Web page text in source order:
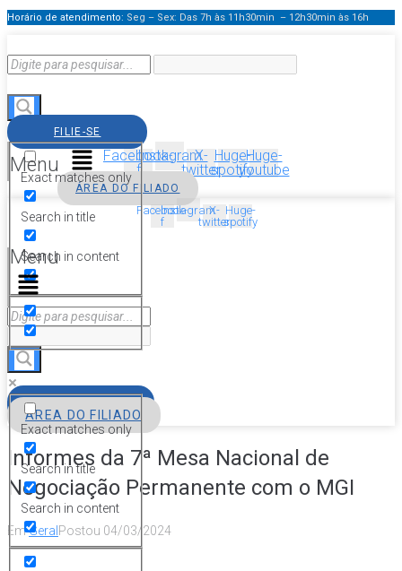
Horário de atendimento: Seg – Sex: Das 7h às 11h30min – 12h30min às 16h
Exact matches only
Search in title
Search in content
Menu
FILIE-SE
Facebook-
f
InstagramX-
twitter
Huge-
spotify
Huge-
youtube
ÁREA DO FILIADO
Facebook-
f
InstagramX-
twitter
Huge-
spotify
Menu
Exact matches only
Search in title
Search in content
ÁREA DO FILIADO
Informes da 7ª Mesa Nacional de
Negociação Permanente com o MGI
EmGeral Postou 04/03/2024